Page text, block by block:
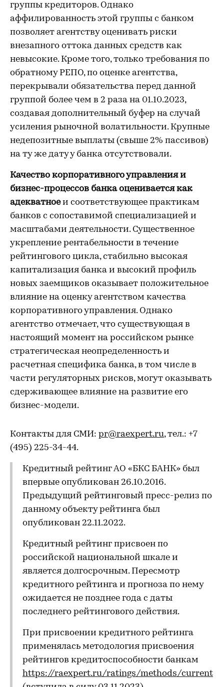
группы кредиторов. Однако
аффилированность этой группы с банком
позволяет агентству оценивать риски
внезапного оттока данных средств как
невысокие. Кроме того, только требования по
обратному РЕПО, по оценке агентства,
перекрывали обязательства перед данной
группой более чем в 2 раза на 01.10.2023,
создавая дополнительный буфер на случай
усиления рыночной волатильности. Крупные
недепозитные выплаты (свыше 2% пассивов)
на ту же дату у банка отсутствовали.
Качество корпоративного управления и
бизнес-процессов банка оценивается как
адекватноеи соответствующее практикам
банков с сопоставимой специализацией и
масштабами деятельности. Существенное
укрепление рентабельности в течение
рейтингового цикла, стабильно высокая
капитализация банка и высокий профиль
новых заемщиков оказывает положительное
влияние на оценку агентством качества
корпоративного управления. Однако
агентство отмечает, что существующая в
настоящий момент на российском рынке
стратегическая неопределенность и
расчетная специфика банка, в том числе в
части регуляторных рисков, могут оказывать
сдерживающее влияние на развитие его
бизнес-модели.
Контакты для СМИ: pr@raexpert.ru, тел.: +7
(495) 225-34-44.
Кредитный рейтинг АО «БКС БАНК» был
впервые опубликован 26.10.2016.
Предыдущий рейтинговый пресс-релиз по
данному объекту рейтинга был
опубликован 22.11.2022.
Кредитный рейтинг присвоен по
российской национальной шкале и
является долгосрочным. Пересмотр
кредитного рейтинга и прогноза по нему
ожидается не позднее года с даты
последнего рейтингового действия.
При присвоении кредитного рейтинга
применялась методология присвоения
рейтингов кредитоспособности банкам
https://raexpert.ru/ratings/methods/current